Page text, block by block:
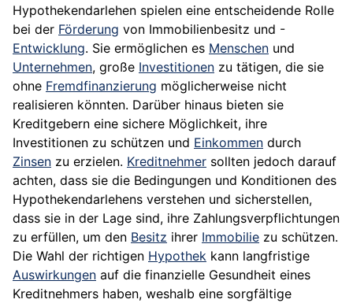
Hypothekendarlehen spielen eine entscheidende Rolle
bei der Förderung von Immobilienbesitz und -
Entwicklung. Sie ermöglichen es Menschen und
Unternehmen, große Investitionen zu tätigen, die sie
ohne Fremdfinanzierung möglicherweise nicht
realisieren könnten. Darüber hinaus bieten sie
Kreditgebern eine sichere Möglichkeit, ihre
Investitionen zu schützen und Einkommen durch
Zinsen zu erzielen. Kreditnehmer sollten jedoch darauf
achten, dass sie die Bedingungen und Konditionen des
Hypothekendarlehens verstehen und sicherstellen,
dass sie in der Lage sind, ihre Zahlungsverpflichtungen
zu erfüllen, um den Besitz ihrer Immobilie zu schützen.
Die Wahl der richtigen Hypothek kann langfristige
Auswirkungen auf die finanzielle Gesundheit eines
Kreditnehmers haben, weshalb eine sorgfältige